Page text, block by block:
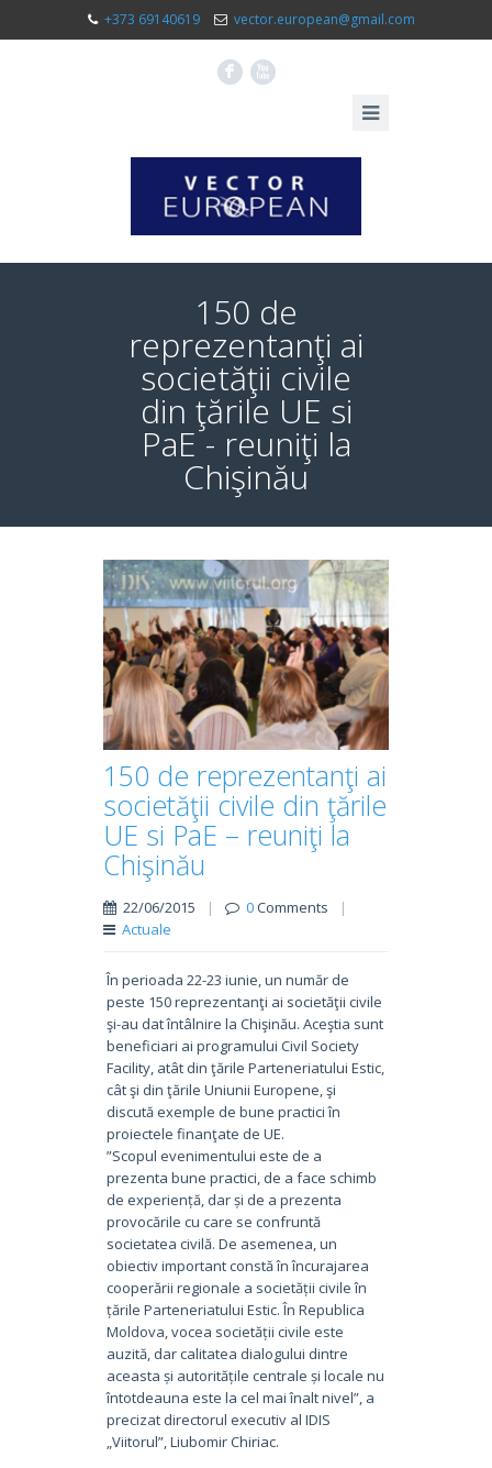
+373 69140619 vector.european@gmail.com
F X
150 de
reprezentanţi ai
societăţii civile
din ţările UE si
PaE - reuniţi la
Chişinău
150 de reprezentanţi ai
societăţii civile din ţările
UE si PaE – reuniţi la
Chişinău
22/06/2015 | 0Comments
|
Actuale
În perioada 22-23 iunie, un număr de
peste 150 reprezentanţi ai societăţii civile
şi-au dat întâlnire la Chişinău. Aceştia sunt
beneficiari ai programului Civil Society
Facility, atât din ţările Parteneriatului Estic,
cât şi din ţările Uniunii Europene, şi
discută exemple de bune practici în
proiectele finanţate de UE.
”Scopul evenimentului este de a
prezenta bune practici, de a face schimb
de experiență, dar și de a prezenta
provocările cu care se confruntă
societatea civilă. De asemenea, un
obiectiv important constă în încurajarea
cooperării regionale a societății civile în
țările Parteneriatului Estic. În Republica
Moldova, vocea societății civile este
auzită, dar calitatea dialogului dintre
aceasta și autoritățile centrale și locale nu
întotdeauna este la cel mai înalt nivel”, a
precizat directorul executiv al IDIS
„Viitorul”, Liubomir Chiriac.